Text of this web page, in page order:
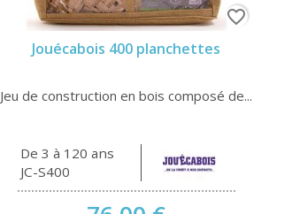
Jouécabois 400 planchettes
Jeu de construction en bois composé de...
De 3 à 120 ans
JC-S400
favorite_border